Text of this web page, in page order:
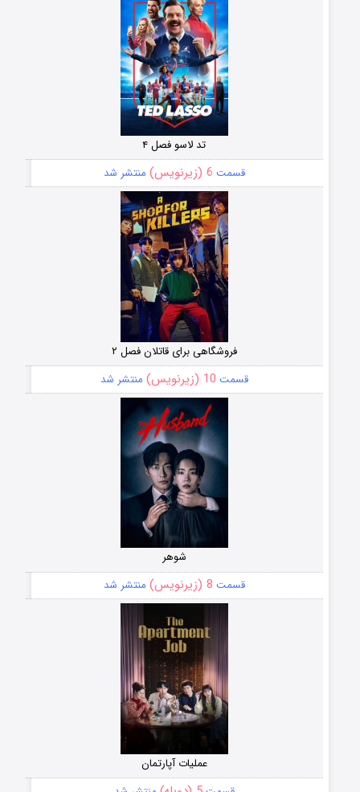
تد لاسو فصل ۴
قسمت 6 (زیرنویس) منتشر شد
فروشگاهی برای قاتلان فصل ۲
قسمت 10 (زیرنویس) منتشر شد
شوهر
قسمت 8 (زیرنویس) منتشر شد
عملیات آپارتمان